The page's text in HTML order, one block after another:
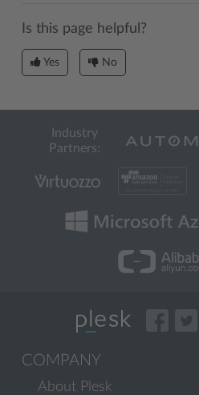
Is this page helpful?
Yes No
Industry
Partners:
COMPANY
About Plesk